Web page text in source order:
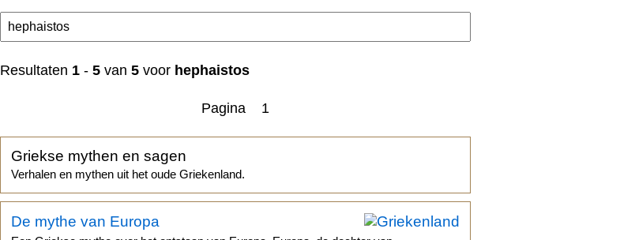
Resultaten 1 - 5 van 5 voor hephaistos
Pagina 1
Griekse mythen en sagen
Verhalen en mythen uit het oude Griekenland.
De mythe van Europa